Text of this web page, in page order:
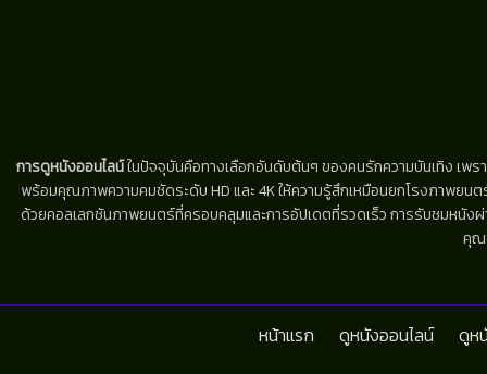
การดูหนังออนไลน์ในปัจจุบันคือทางเลือกอันดับต้นๆ ของคนรักความบันเทิง เพร
พร้อมคุณภาพความคมชัดระดับ HD และ 4K ให้ความรู้สึกเหมือนยกโรงภาพยน
ด้วยคอลเลกชันภาพยนตร์ที่ครอบคลุมและการอัปเดตที่รวดเร็ว การรับชมหนัง
คุณ
หน้าแรก ดูหนังออนไลน์ ดูห